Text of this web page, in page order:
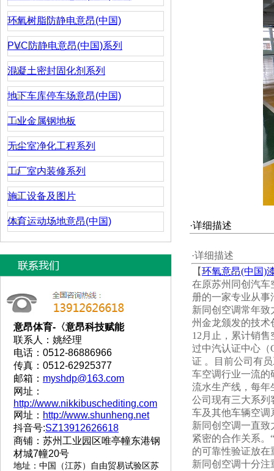
环氧树脂防静电意昂(中国)
PVC防静电意昂(中国)系列
混凝土密封固化剂系列
地下车库停车场意昂(中国)
工业金属钢地板
无尘室净化工程系列
工厂室内装修系列
施工设备及图片
体育运动场地意昂(中国)
意昂体育-〈意昂科技赋能
联系人：姚经理
电话：0512-86886966
传真：0512-62925377
邮箱： myshdp@163.com
网址：
http://www.nikkibuschediting.com
网址： http://www.shunheng.net
抖音号:SZ13912626618
商铺：苏州工业园区唯亭幢东港钢
材城7幢20号
地址 ： 中国（江苏）自由贸易试验区苏
·详细描述
·详细描述
【环氧意昂(中国)
在原苏州同创汽车
册的一家专业从事
新同创空调常年
州金龙颁发的技术
12月止，累计销售
过中汽认证中心（
证 。目前公司有
车空调行业一流的
流水生产线，每年
公司现有三大系列
车及其他车辆空调
新同创空调一直
紧密的合作关系。
的可靠性验证放
新同创空调十分